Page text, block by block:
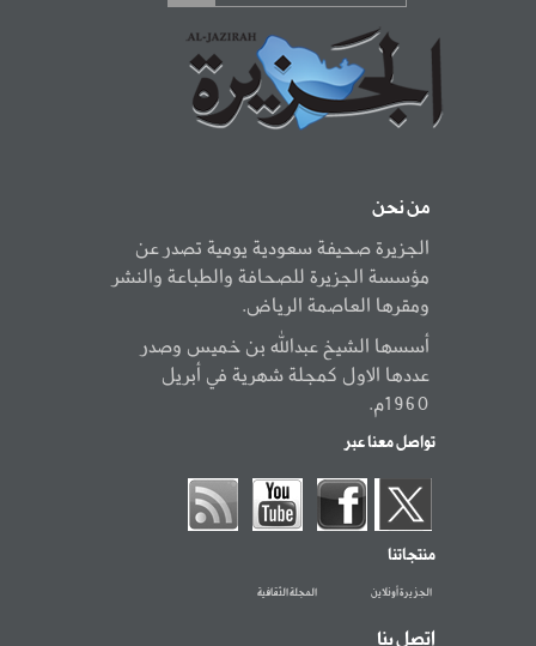
من نحن
الجزيرة صحيفة سعودية يومية تصدر عن
مؤسسة الجزيرة للصحافة والطباعة والنشر
ومقرها العاصمة الرياض.
أسسها الشيخ عبدالله بن خميس وصدر
عددها الاول كمجلة شهرية في أبريل
1960م.
تواصل معنا عبر
منتجاتنا
الجزيرة أونلاين المجلة الثقافية
اتصل بنا